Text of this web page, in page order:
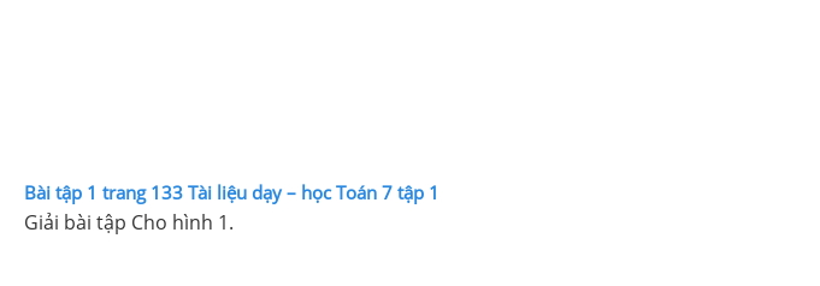
Bài tập 1 trang 133 Tài liệu dạy – học Toán 7 tập 1
Giải bài tập Cho hình 1.